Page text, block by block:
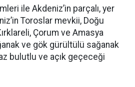
ile Akdeniz’in parçalı, yer
Toroslar mevkii, Doğu
Çorum ve Amasya
ve gök gürültülü sağanak
bulutlu ve açık geçeceği